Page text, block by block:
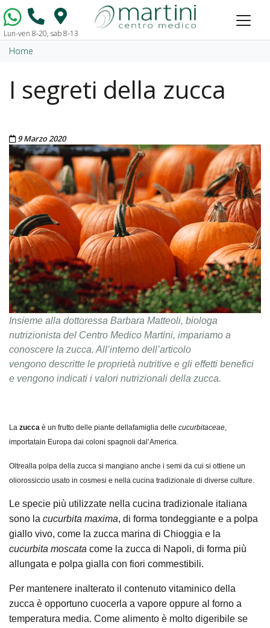
Vai al contenuto
Lun-ven 8-20, sab 8-13
Home
I segreti della zucca
Pubblicato il
9 Marzo 2020
Insieme alla dottoressa Barbara Matteoli, biologa
nutrizionista del Centro Medico Martini, impariamo a
conoscere la zucca. All’interno dell’articolo
vengono descritte le proprietà nutritive e gli effetti benefici
e vengono indicati i valori nutrizionali della zucca.
La zucca è un frutto delle piante dellafamiglia delle cucurbitaceae,
importatain Europa dai coloni spagnoli dal’America.
Oltrealla polpa della zucca si mangiano anche i semi da cui si ottiene un
oliorossiccio usato in cosmesi e nella cucina tradizionale di diverse culture.
Le specie più utilizzate nella cucina tradizionale italiana
sono la cucurbita maxima, di forma tondeggiante e a polpa
giallo vivo, come la zucca marina di Chioggia e la
cucurbita moscata come la zucca di Napoli, di forma più
allungata e polpa gialla con fiori commestibili.
Per mantenere inalterato il contenuto vitaminico della
zucca è opportuno cuocerla a vapore oppure al forno a
temperatura media. Come alimento è molto digeribile se